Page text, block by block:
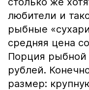
любители и
рыбные
средняя цена
Порция рыбной
рублей.
размер: